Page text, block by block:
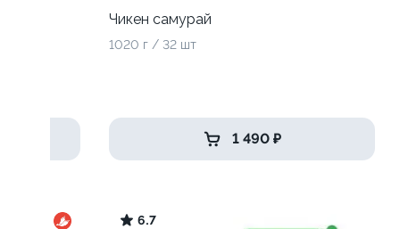
Чикен самурай
1020 г / 32 шт
1 490 ₽
6.7